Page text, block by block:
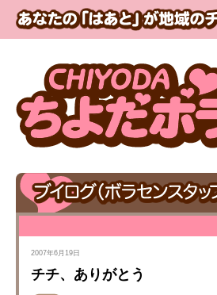
2007年6月19日
チチ、ありがとう